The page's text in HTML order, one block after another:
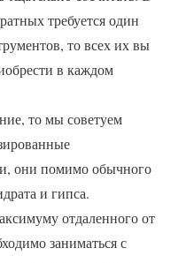
требуется один
то всех их вы
в каждом
то мы советуем
они помимо обычного
и гипса.
отдаленного от
заниматься с